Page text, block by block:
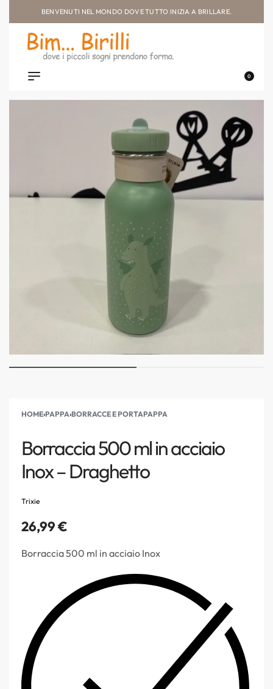
BENVENUTI NEL MONDO DOVE TUTTO INIZIA A BRILLARE.
0
HOME›PAPPA›BORRACCE E PORTAPAPPA
Borraccia 500 ml in acciaio
Inox – Draghetto
Trixie
26,99€
Borraccia 500 ml in acciaio Inox